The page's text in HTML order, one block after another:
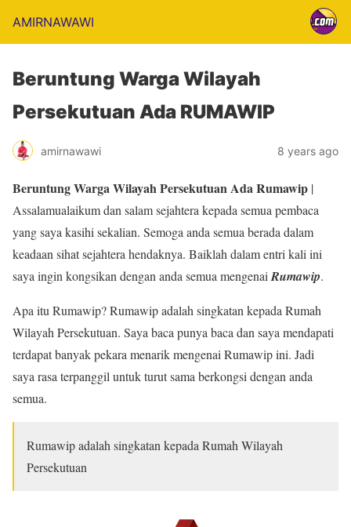
AMIRNAWAWI
Beruntung Warga Wilayah
Persekutuan Ada RUMAWIP
amirnawawi 8 years ago
Beruntung Warga Wilayah Persekutuan Ada Rumawip |
Assalamualaikum dan salam sejahtera kepada semua pembaca
yang saya kasihi sekalian. Semoga anda semua berada dalam
keadaan sihat sejahtera hendaknya. Baiklah dalam entri kali ini
saya ingin kongsikan dengan anda semua mengenai Rumawip.
Apa itu Rumawip? Rumawip adalah singkatan kepada Rumah
Wilayah Persekutuan. Saya baca punya baca dan saya mendapati
terdapat banyak pekara menarik mengenai Rumawip ini. Jadi
saya rasa terpanggil untuk turut sama berkongsi dengan anda
semua.
Rumawip adalah singkatan kepada Rumah Wilayah
Persekutuan